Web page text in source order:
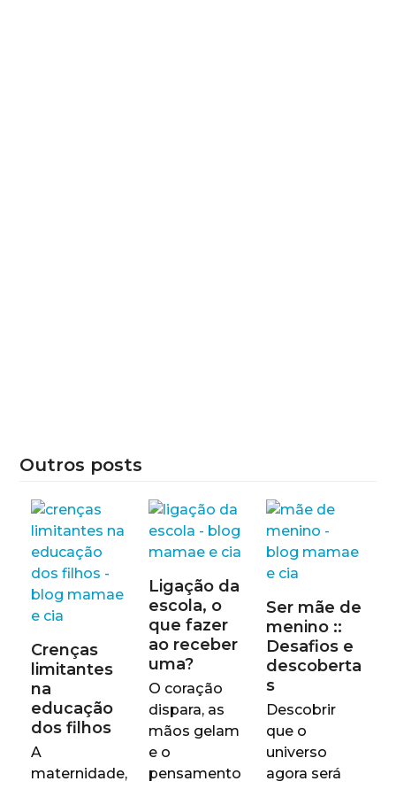
Outros posts
Crenças
limitantes
na
educação
dos filhos
A
maternidade,
Ligação da
escola, o
que fazer
ao receber
uma?
O coração
dispara, as
mãos gelam
e o
pensamento
Ser mãe de
menino ::
Desafios e
descoberta
s
Descobrir
que o
universo
agora será